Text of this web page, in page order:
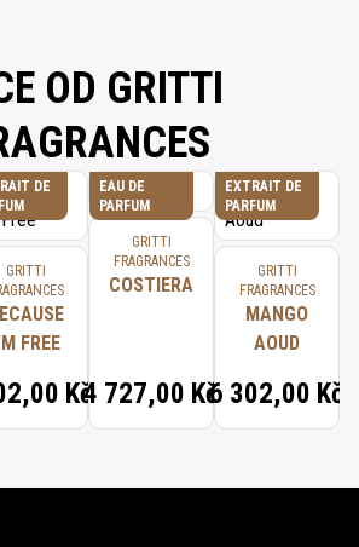
OD GRITTI
DE
GRITTI
FREE
Kč
EAU DE
PARFUM
GRITTI
FRAGRANCES
COSTIERA
4 727,00 Kč
EXTRAIT DE
PARFUM
GRITTI
FRAGRANCES
MANGO
AOUD
6 302,00 Kč